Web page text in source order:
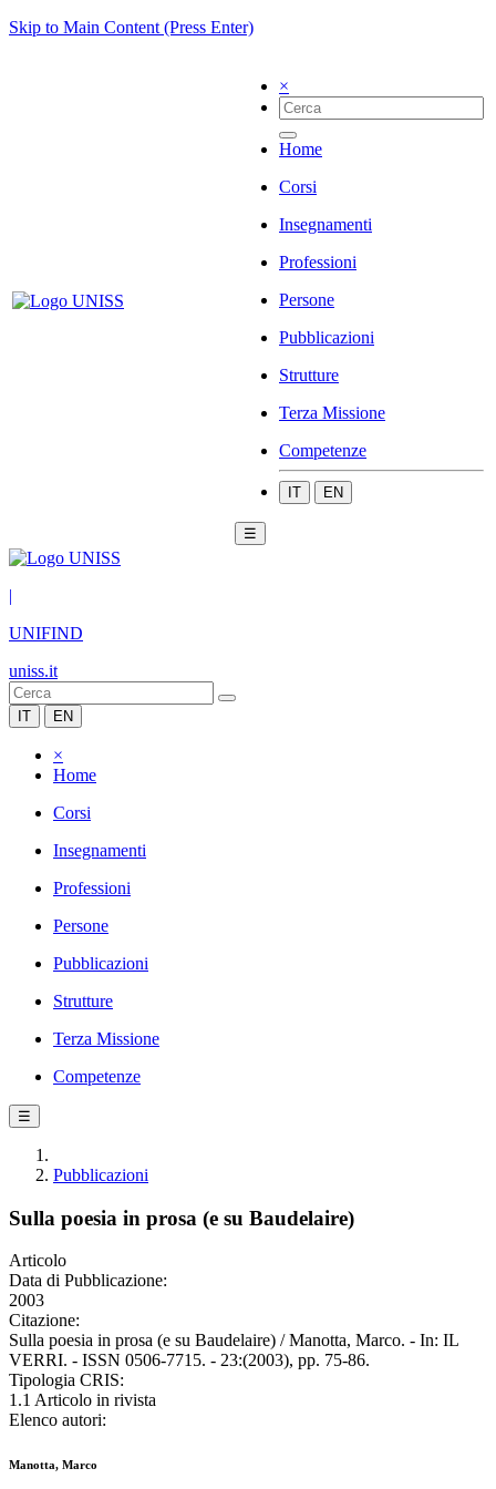
Skip to Main Content (Press Enter)
×
Home
Corsi
Insegnamenti
Professioni
Persone
Pubblicazioni
Strutture
Terza Missione
Competenze
IT EN
☰
|
UNIFIND
uniss.it
IT EN
×
Home
Corsi
Insegnamenti
Professioni
Persone
Pubblicazioni
Strutture
Terza Missione
Competenze
☰
Pubblicazioni
Sulla poesia in prosa (e su Baudelaire)
Articolo
Data di Pubblicazione:
2003
Citazione:
Sulla poesia in prosa (e su Baudelaire) / Manotta, Marco. - In: IL
VERRI. - ISSN 0506-7715. - 23:(2003), pp. 75-86.
Tipologia CRIS:
1.1 Articolo in rivista
Elenco autori:
Manotta, Marco